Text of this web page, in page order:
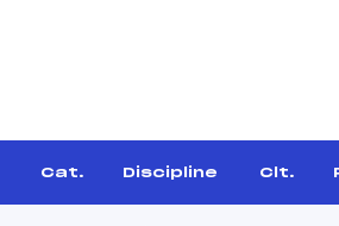
Cat. Discipline Clt.